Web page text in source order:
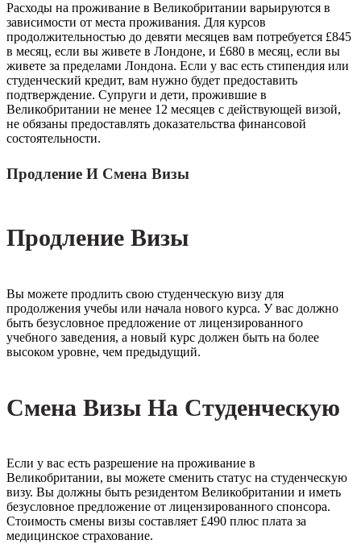
Расходы на проживание в Великобритании варьируются в
зависимости от места проживания. Для курсов
продолжительностью до девяти месяцев вам потребуется £845
в месяц, если вы живете в Лондоне, и £680 в месяц, если вы
живете за пределами Лондона. Если у вас есть стипендия или
студенческий кредит, вам нужно будет предоставить
подтверждение. Супруги и дети, прожившие в
Великобритании не менее 12 месяцев с действующей визой,
не обязаны предоставлять доказательства финансовой
состоятельности.
Продление И Смена Визы
Продление Визы
Вы можете продлить свою студенческую визу для
продолжения учебы или начала нового курса. У вас должно
быть безусловное предложение от лицензированного
учебного заведения, а новый курс должен быть на более
высоком уровне, чем предыдущий.
Смена Визы На Студенческую
Если у вас есть разрешение на проживание в
Великобритании, вы можете сменить статус на студенческую
визу. Вы должны быть резидентом Великобритании и иметь
безусловное предложение от лицензированного спонсора.
Стоимость смены визы составляет £490 плюс плата за
медицинское страхование.